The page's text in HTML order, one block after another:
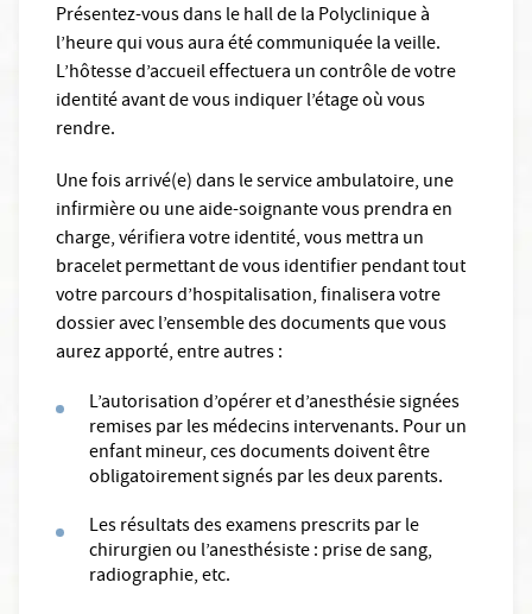
Présentez-vous dans le hall de la Polyclinique à
l’heure qui vous aura été communiquée la veille.
L’hôtesse d’accueil effectuera un contrôle de votre
identité avant de vous indiquer l’étage où vous
rendre.
Une fois arrivé(e) dans le service ambulatoire, une
infirmière ou une aide-soignante vous prendra en
charge, vérifiera votre identité, vous mettra un
bracelet permettant de vous identifier pendant tout
votre parcours d’hospitalisation, finalisera votre
dossier avec l’ensemble des documents que vous
aurez apporté, entre autres :
L’autorisation d’opérer et d’anesthésie signées
remises par les médecins intervenants. Pour un
enfant mineur, ces documents doivent être
obligatoirement signés par les deux parents.
Les résultats des examens prescrits par le
chirurgien ou l’anesthésiste : prise de sang,
radiographie, etc.